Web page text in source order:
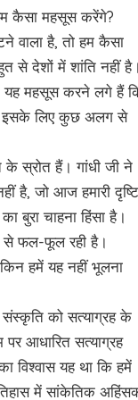
कैसा महसूस करेंगे?
वाला है, तो हम कैसा
से देशों में शांति नहीं
यह महसूस करने लगे हैं
इसके लिए कुछ अलग से
के स्रोत हैं। गांधी जी ने
है, जो आज हमारी दृष्टि
बुरा चाहना हिंसा है।
से फल-फूल रही है।
हमें यह नहीं भूलना
संस्कृति को सत्याग्रह के
पर आधारित सत्याग्रह
विश्वास यह था कि हमें
में सांकेतिक